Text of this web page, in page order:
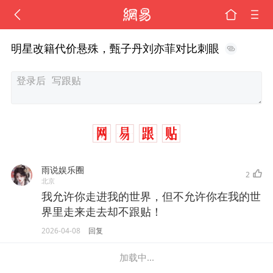
明星改籍代价悬殊，甄子丹刘亦菲对比刺眼
雨说娱乐圈
北京
2
我允许你走进我的世界，但不允许你在我的世
界里走来走去却不跟贴！
2026-04-08 回复
加载中...